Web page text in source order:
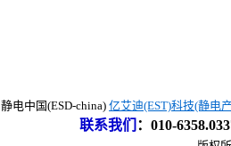
静电中国(ESD-china) 亿艾迪(EST)科技(静电
联系我们 ： 010-